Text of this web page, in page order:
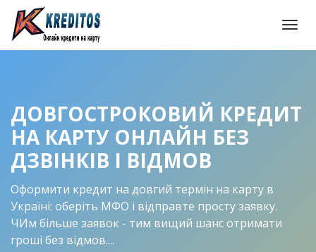
ДОВГОСТРОКОВИЙ КРЕДИТ
НА КАРТУ ОНЛАЙН БЕЗ
ДЗВІНКІВ І ВІДМОВ
Оформити кредит на довгий термін на карту в
Україні: оберіть МФО і відправте просту заявку.
ЧИм більше заявок - тим вищий шанс отримати
гроші без відмов....